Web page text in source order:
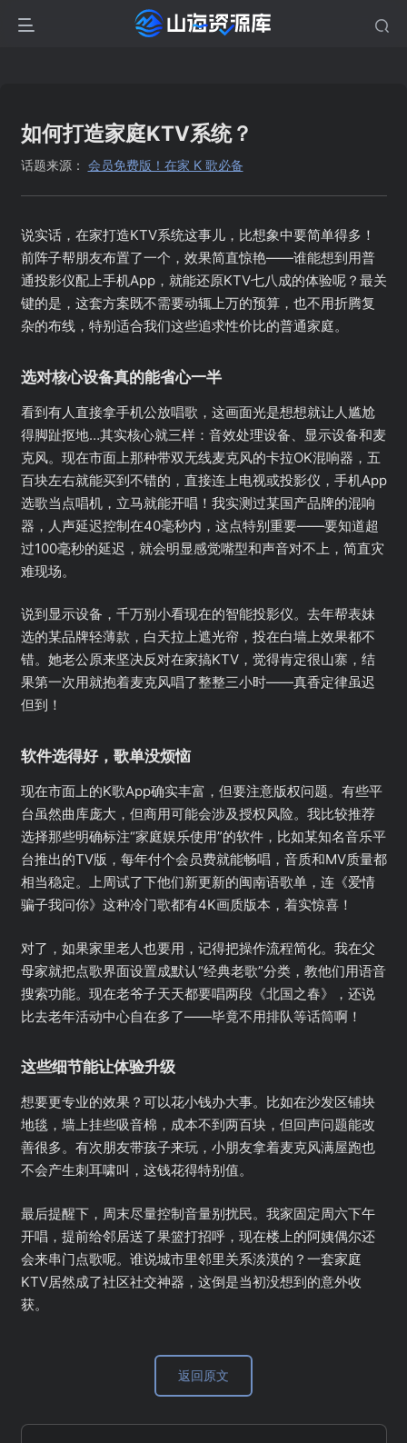
如何打造家庭KTV系统？
话题来源： 会员免费版！在家 K 歌必备
说实话，在家打造KTV系统这事儿，比想象中要简单得多！
前阵子帮朋友布置了一个，效果简直惊艳——谁能想到用普
通投影仪配上手机App，就能还原KTV七八成的体验呢？最关
键的是，这套方案既不需要动辄上万的预算，也不用折腾复
杂的布线，特别适合我们这些追求性价比的普通家庭。
选对核心设备真的能省心一半
看到有人直接拿手机公放唱歌，这画面光是想想就让人尴尬
得脚趾抠地…其实核心就三样：音效处理设备、显示设备和麦
克风。现在市面上那种带双无线麦克风的卡拉OK混响器，五
百块左右就能买到不错的，直接连上电视或投影仪，手机App
选歌当点唱机，立马就能开唱！我实测过某国产品牌的混响
器，人声延迟控制在40毫秒内，这点特别重要——要知道超
过100毫秒的延迟，就会明显感觉嘴型和声音对不上，简直灾
难现场。
说到显示设备，千万别小看现在的智能投影仪。去年帮表妹
选的某品牌轻薄款，白天拉上遮光帘，投在白墙上效果都不
错。她老公原来坚决反对在家搞KTV，觉得肯定很山寨，结
果第一次用就抱着麦克风唱了整整三小时——真香定律虽迟
但到！
软件选得好，歌单没烦恼
现在市面上的K歌App确实丰富，但要注意版权问题。有些平
台虽然曲库庞大，但商用可能会涉及授权风险。我比较推荐
选择那些明确标注“家庭娱乐使用”的软件，比如某知名音乐平
台推出的TV版，每年付个会员费就能畅唱，音质和MV质量都
相当稳定。上周试了下他们新更新的闽南语歌单，连《爱情
骗子我问你》这种冷门歌都有4K画质版本，着实惊喜！
对了，如果家里老人也要用，记得把操作流程简化。我在父
母家就把点歌界面设置成默认“经典老歌”分类，教他们用语音
搜索功能。现在老爷子天天都要唱两段《北国之春》，还说
比去老年活动中心自在多了——毕竟不用排队等话筒啊！
这些细节能让体验升级
想要更专业的效果？可以花小钱办大事。比如在沙发区铺块
地毯，墙上挂些吸音棉，成本不到两百块，但回声问题能改
善很多。有次朋友带孩子来玩，小朋友拿着麦克风满屋跑也
不会产生刺耳啸叫，这钱花得特别值。
最后提醒下，周末尽量控制音量别扰民。我家固定周六下午
开唱，提前给邻居送了果篮打招呼，现在楼上的阿姨偶尔还
会来串门点歌呢。谁说城市里邻里关系淡漠的？一套家庭
KTV居然成了社区社交神器，这倒是当初没想到的意外收
获。
返回原文